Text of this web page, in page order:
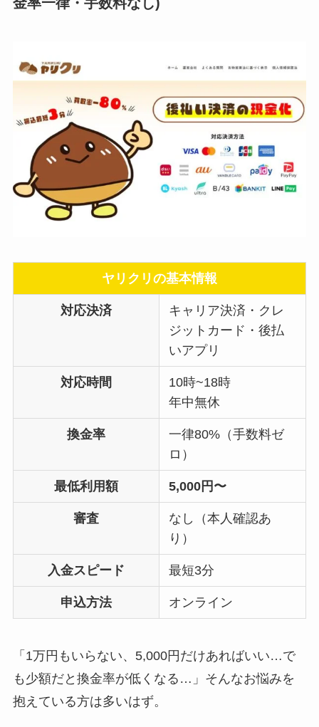
金率一律・手数料なし)
ヤリクリの基本情報
対応決済
キャリア決済・クレ
ジットカード・後払
いアプリ
対応時間
10時~18時
年中無休
換金率
一律80%（手数料ゼ
ロ）
最低利用額 5,000円〜
審査
なし（本人確認あ
り）
入金スピード 最短3分
申込方法 オンライン
「1万円もいらない、5,000円だけあればいい…で
も少額だと換金率が低くなる…」そんなお悩みを
抱えている方は多いはず。